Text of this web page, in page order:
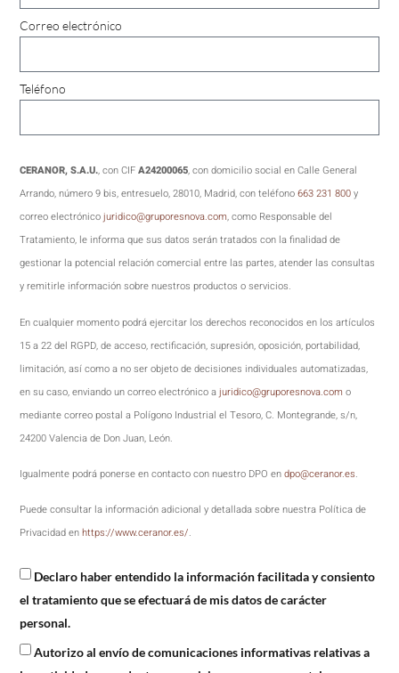
Correo electrónico
Teléfono
CERANOR, S.A.U., con CIFA24200065, con domicilio social en Calle General
Arrando, número 9 bis, entresuelo, 28010, Madrid, con teléfono663 231 800y
correo electrónicojuridico@gruporesnova.com, como Responsable del
Tratamiento, le informa que sus datos serán tratados con la finalidad de
gestionar la potencial relación comercial entre las partes, atender las consultas
y remitirle información sobre nuestros productos o servicios.
En cualquier momento podrá ejercitar los derechos reconocidos en los artículos
15 a 22 del RGPD, de acceso, rectificación, supresión, oposición, portabilidad,
limitación, así como a no ser objeto de decisiones individuales automatizadas,
en su caso, enviando un correo electrónico ajuridico@gruporesnova.com o
mediante correo postal a Polígono Industrial el Tesoro, C. Montegrande, s/n,
24200 Valencia de Don Juan, León.
Igualmente podrá ponerse en contacto con nuestro DPO endpo@ceranor.es.
Puede consultar la información adicional y detallada sobre nuestra Política de
Privacidad enhttps://www.ceranor.es/.
Declaro haber entendido la información facilitada y consiento
el tratamiento que se efectuará de mis datos de carácter
personal.
Autorizo al envío de comunicaciones informativas relativas a